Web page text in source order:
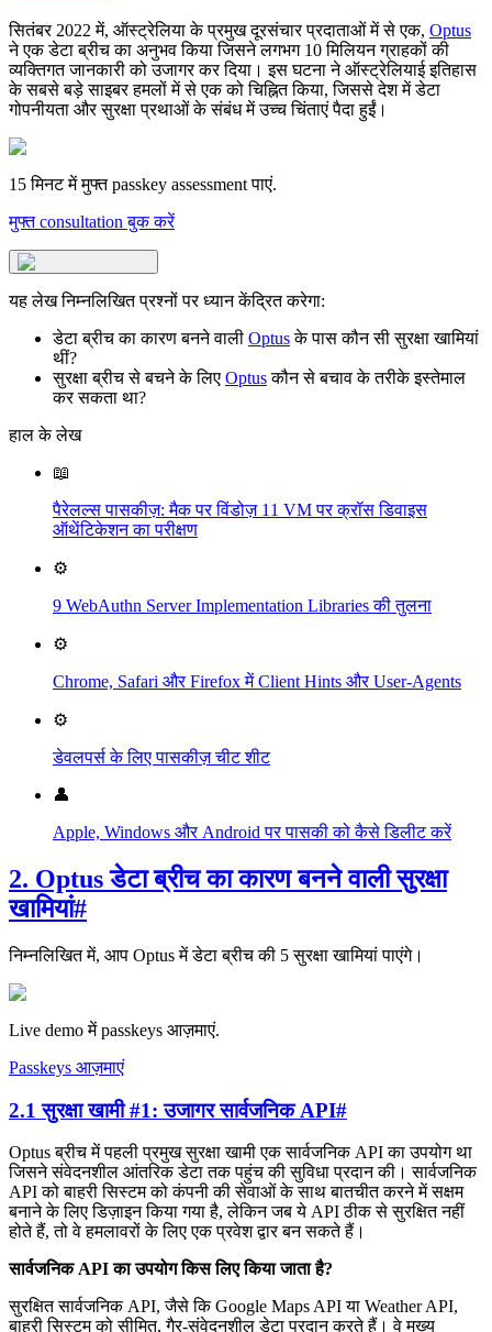
सितंबर 2022 में, ऑस्ट्रेलिया के प्रमुख दूरसंचार प्रदाताओं में से एक, Optus
ने एक डेटा ब्रीच का अनुभव किया जिसने लगभग 10 मिलियन ग्राहकों की
व्यक्तिगत जानकारी को उजागर कर दिया। इस घटना ने ऑस्ट्रेलियाई इतिहास
के सबसे बड़े साइबर हमलों में से एक को चिह्नित किया, जिससे देश में डेटा
गोपनीयता और सुरक्षा प्रथाओं के संबंध में उच्च चिंताएं पैदा हुईं।
15 मिनट में मुफ्त passkey assessment पाएं.
मुफ्त consultation बुक करें
यह लेख निम्नलिखित प्रश्नों पर ध्यान केंद्रित करेगा:
डेटा ब्रीच का कारण बनने वाली Optusके पास कौन सी सुरक्षा खामियां
थीं?
सुरक्षा ब्रीच से बचने के लिए Optusकौन से बचाव के तरीके इस्तेमाल
कर सकता था?
हाल के लेख
📖
पैरेलल्स पासकीज़: मैक पर विंडोज़ 11 VM पर क्रॉस डिवाइस
ऑथेंटिकेशन का परीक्षण
⚙️
9 WebAuthn Server Implementation Libraries की तुलना
⚙️
Chrome, Safari और Firefox में Client Hints और User-Agents
⚙️
डेवलपर्स के लिए पासकीज़ चीट शीट
👤
Apple, Windows और Android पर पासकी को कैसे डिलीट करें
2. Optus डेटा ब्रीच का कारण बनने वाली सुरक्षा
खामियां#
निम्नलिखित में, आप Optus में डेटा ब्रीच की 5 सुरक्षा खामियां पाएंगे।
Live demo में passkeys आज़माएं.
Passkeys आज़माएं
2.1 सुरक्षा खामी #1: उजागर सार्वजनिक API#
Optus ब्रीच में पहली प्रमुख सुरक्षा खामी एक सार्वजनिक API का उपयोग था
जिसने संवेदनशील आंतरिक डेटा तक पहुंच की सुविधा प्रदान की। सार्वजनिक
API को बाहरी सिस्टम को कंपनी की सेवाओं के साथ बातचीत करने में सक्षम
बनाने के लिए डिज़ाइन किया गया है, लेकिन जब ये API ठीक से सुरक्षित नहीं
होते हैं, तो वे हमलावरों के लिए एक प्रवेश द्वार बन सकते हैं।
सार्वजनिक API का उपयोग किस लिए किया जाता है?
सुरक्षित सार्वजनिक API, जैसे कि Google Maps API या Weather API,
बाहरी सिस्टम को सीमित, गैर-संवेदनशील डेटा प्रदान करते हैं। वे मुख्य